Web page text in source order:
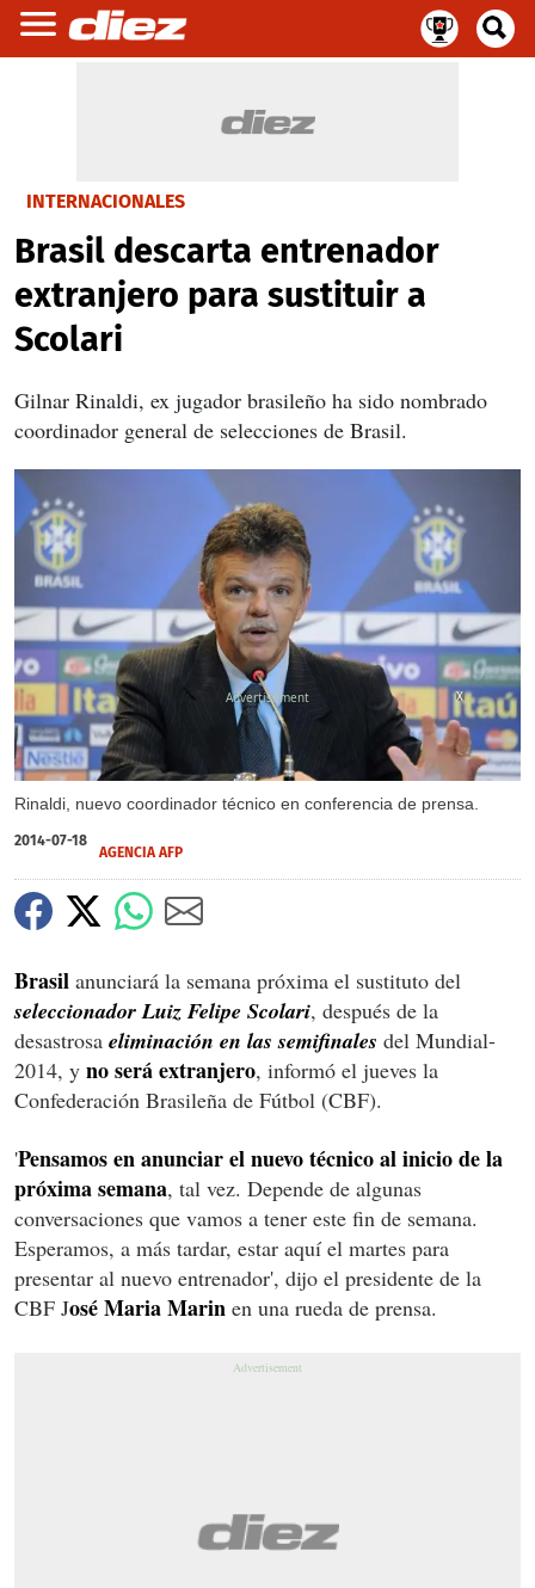
INTERNACIONALES
Brasil descarta entrenador
extranjero para sustituir a
Scolari
Gilnar Rinaldi, ex jugador brasileño ha sido nombrado
coordinador general de selecciones de Brasil.
Rinaldi, nuevo coordinador técnico en conferencia de prensa.
X
2014-07-18
AGENCIA AFP
Brasil anunciará la semana próxima el sustituto del
seleccionador Luiz Felipe Scolari, después de la
desastrosa eliminación en las semifinales del Mundial-
2014, y no será extranjero, informó el jueves la
Confederación Brasileña de Fútbol (CBF).
'Pensamos en anunciar el nuevo técnico al inicio de la
próxima semana, tal vez. Depende de algunas
conversaciones que vamos a tener este fin de semana.
Esperamos, a más tardar, estar aquí el martes para
presentar al nuevo entrenador', dijo el presidente de la
CBF José Maria Marin en una rueda de prensa.